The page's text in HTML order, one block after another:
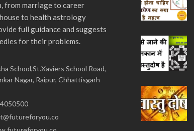
from marriage to career
to health astrology
full guidance and suggests
for their problems.
School,St.Xaviers School Road,
Nagar, Raipur, Chhattisgarh